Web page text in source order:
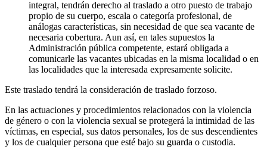
integral, tendrán derecho al traslado a otro puesto de trabajo
propio de su cuerpo, escala o categoría profesional, de
análogas características, sin necesidad de que sea vacante de
necesaria cobertura. Aun así, en tales supuestos la
Administración pública competente, estará obligada a
comunicarle las vacantes ubicadas en la misma localidad o en
las localidades que la interesada expresamente solicite.
Este traslado tendrá la consideración de traslado forzoso.
En las actuaciones y procedimientos relacionados con la violencia
de género o con la violencia sexual se protegerá la intimidad de las
víctimas, en especial, sus datos personales, los de sus descendientes
y los de cualquier persona que esté bajo su guarda o custodia.